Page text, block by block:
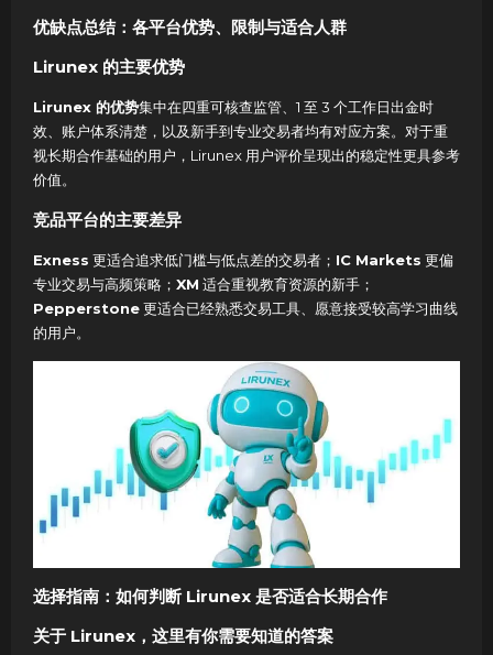
优缺点总结：各平台优势、限制与适合人群
Lirunex 的主要优势
Lirunex 的优势集中在四重可核查监管、1 至 3 个工作日出金时
效、账户体系清楚，以及新手到专业交易者均有对应方案。对于重
视长期合作基础的用户，Lirunex 用户评价呈现出的稳定性更具参考
价值。
竞品平台的主要差异
Exness 更适合追求低门槛与低点差的交易者； IC Markets 更偏
专业交易与高频策略； XM 适合重视教育资源的新手；
Pepperstone更适合已经熟悉交易工具、愿意接受较高学习曲线
的用户。
选择指南：如何判断 Lirunex 是否适合长期合作
关于 Lirunex，这里有你需要知道的答案